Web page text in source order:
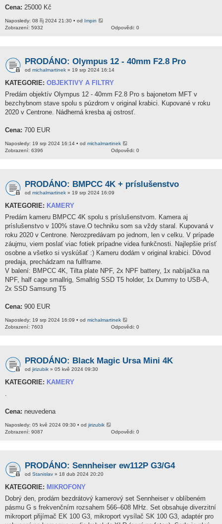
Cena: 25000 Kč
Naposledy: 08 říj 2024 21:30 • od Impin
Odpovědi: 0
Zobrazení: 5932
PRODÁNO: Olympus 12 - 40mm F2.8 Pro
od michalmartinek » 19 srp 2024 16:14
KATEGORIE: OBJEKTIVY A FILTRY
Predám objektív Olympus 12 - 40mm F2.8 Pro s bajonetom MFT v
bezchybnom stave spolu s púzdrom v original krabici. Kupované v roku
2020 v Centrone. Nádherná kresba aj ostrosť.
Cena: 700 EUR
Naposledy: 19 srp 2024 16:14 • od michalmartinek
Odpovědi: 0
Zobrazení: 6396
PRODÁNO: BMPCC 4K + príslušenstvo
od michalmartinek » 19 srp 2024 16:09
KATEGORIE: KAMERY
Predám kameru BMPCC 4K spolu s príslušenstvom. Kamera aj
príslušenstvo v 100% stave.O techniku som sa vždy staral. Kupovaná v
roku 2020 v Centrone. Nerozpredávam po jednom, len v celku. V prípade
záujmu, viem poslať viac fotiek prípadne videa funkčnosti. Najlepšie prísť
osobne a všetko si vyskúšať :) Kameru dodám v original krabici. Dôvod
predaja, prechádzam na fullframe.
V balení: BMPCC 4K, Tilta plate NPF, 2x NPF battery, 1x nabíjačka na
NPF, half cage smallrig, Smallrig SSD T5 holder, 1x Dummy to USB-A,
2x SSD Samsung T5
Cena: 900 EUR
Naposledy: 19 srp 2024 16:09 • od michalmartinek
Odpovědi: 0
Zobrazení: 7603
PRODÁNO: Black Magic Ursa Mini 4K
od jirizubik » 05 kvě 2024 09:30
KATEGORIE: KAMERY
.
Cena: neuvedena
Naposledy: 05 kvě 2024 09:30 • od jirizubik
Odpovědi: 0
Zobrazení: 9087
PRODÁNO: Sennheiser ew112P G3/G4
od Stanislav » 18 dub 2024 20:20
KATEGORIE: MIKROFONY
Dobrý den, prodám bezdrátový kamerový set Sennheiser v oblíbeném
pásmu G s frekvenčním rozsahem 566–608 MHz. Set obsahuje diverzitní
mikroport přijímač EK 100 G3, mikroport vysílač SK 100 G3, adaptér pro